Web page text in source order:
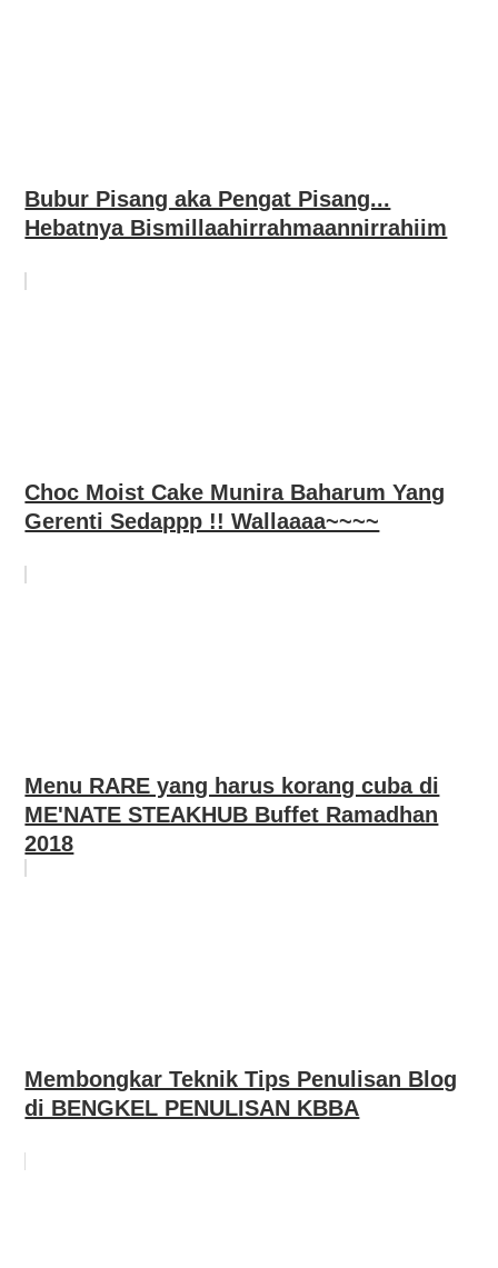
Bubur Pisang aka Pengat Pisang...
Hebatnya Bismillaahirrahmaannirrahiim
Choc Moist Cake Munira Baharum Yang
Gerenti Sedappp !! Wallaaaa~~~~
Menu RARE yang harus korang cuba di
ME'NATE STEAKHUB Buffet Ramadhan
2018
Membongkar Teknik Tips Penulisan Blog
di BENGKEL PENULISAN KBBA